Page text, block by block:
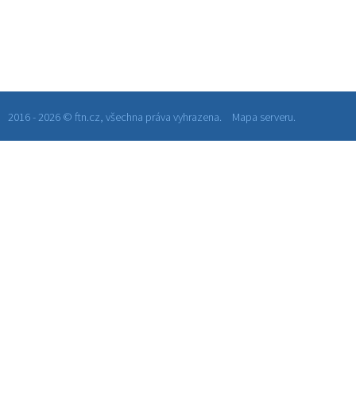
2016 - 2026 © ftn.cz, všechna práva vyhrazena. Mapa serveru.